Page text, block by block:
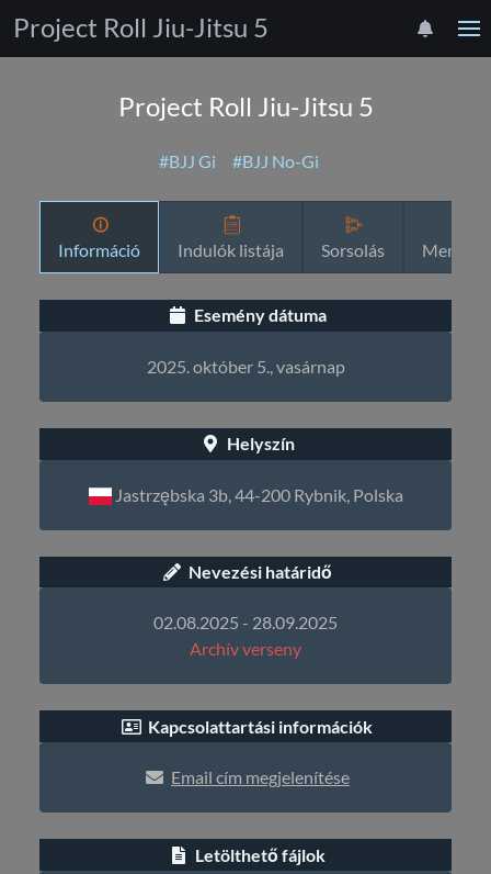
Project Roll Jiu-Jitsu 5
Project Roll Jiu-Jitsu 5
#BJJ Gi #BJJ No-Gi
Információ Indulók listája Sorsolás
Esemény dátuma
2025. október 5., vasárnap
Helyszín
Jastrzębska 3b, 44-200 Rybnik, Polska
Nevezési határidő
02.08.2025 - 28.09.2025
Archív verseny
Kapcsolattartási információk
Email cím megjelenítése
Letölthető fájlok